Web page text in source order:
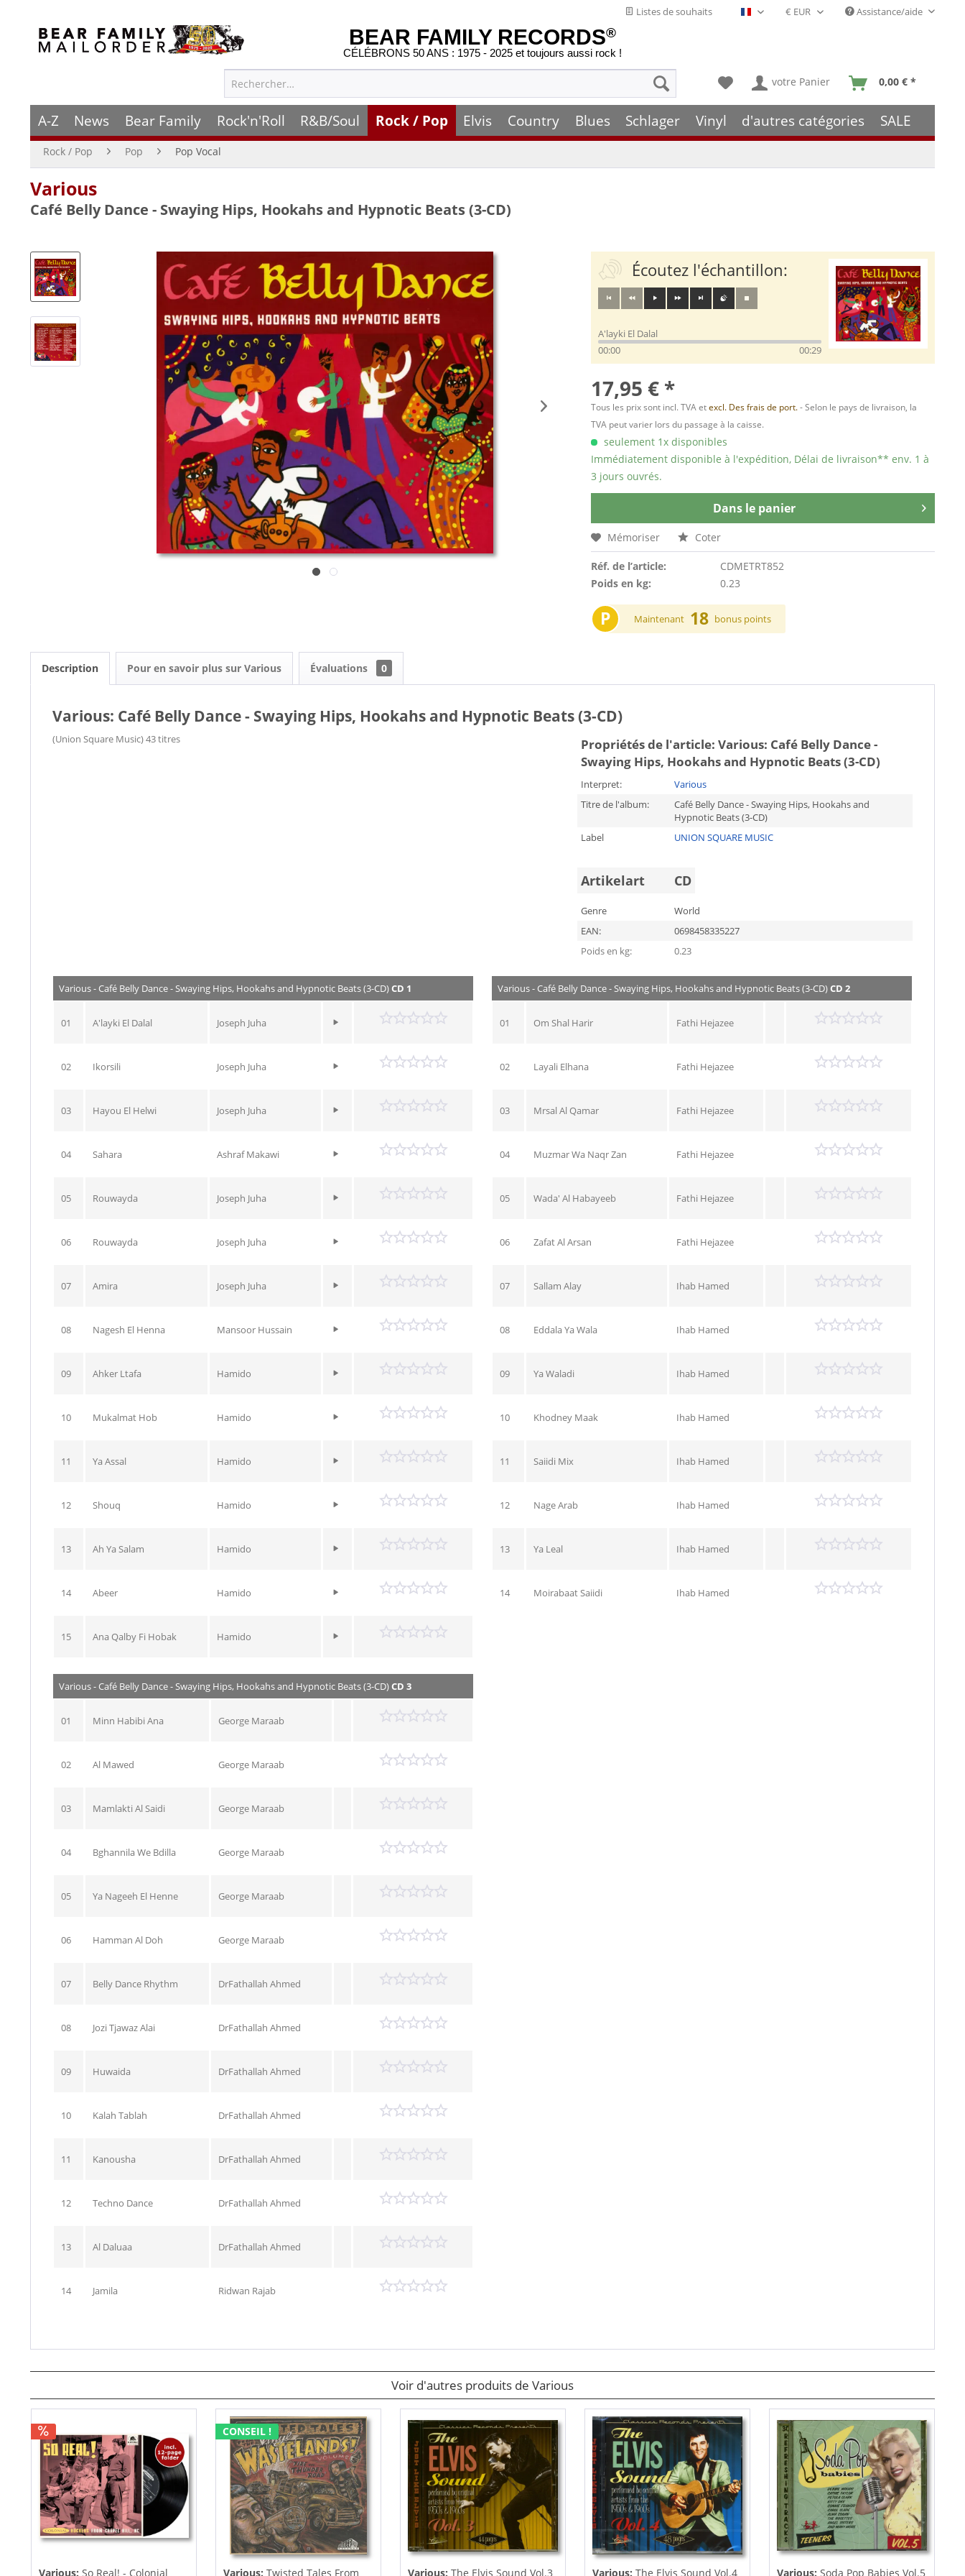
Listes de souhaits Français- FR Assistance/aide
BEAR FAMILY RECORDS®
CÉLÉBRONS 50 ANS : 1975 - 2025 et toujours aussi rock !
votre Panier 0,00 € *
A-Z News Bear Family Rock'n'Roll R&B/Soul Rock / Pop Elvis Country Blues Schlager Vinyl d'autres catégories SALE
Rock / Pop Pop Pop Vocal
Various
Café Belly Dance - Swaying Hips, Hookahs and Hypnotic Beats (3-CD)
Écoutez l'échantillon:
A'layki El Dalal
00:00
00:29
17,95 € *
Tous les prix sont incl. TVA etexcl. Des frais de port.- Selon le pays de livraison, la
TVA peut varier lors du passage à la caisse.
seulement 1x disponibles
Immédiatement disponible à l'expédition, Délai de livraison** env. 1 à
3 jours ouvrés.
Dans le panier
Mémoriser Coter
Réf. de l’article:
CDMETRT852
Poids en kg:
0.23
P Maintenant 18 bonus points
Description Pour en savoir plus sur Various Évaluations 0
Various: Café Belly Dance - Swaying Hips, Hookahs and Hypnotic Beats (3-CD)
(Union Square Music) 43 titres Propriétés de l'article: Various: Café Belly Dance -
Swaying Hips, Hookahs and Hypnotic Beats (3-CD)
Interpret:
Various
Titre de l'album:
Café Belly Dance - Swaying Hips, Hookahs and
Hypnotic Beats (3-CD)
Label
UNION SQUARE MUSIC
Artikelart CD
Genre
World
EAN:
0698458335227
Poids en kg:
0.23
Various - Café Belly Dance - Swaying Hips, Hookahs and Hypnotic Beats (3-CD)CD 1
01 A'layki El Dalal Joseph Juha
02 Ikorsili Joseph Juha
03 Hayou El Helwi Joseph Juha
04 Sahara Ashraf Makawi
05 Rouwayda Joseph Juha
06 Rouwayda Joseph Juha
07 Amira Joseph Juha
08 Nagesh El Henna Mansoor Hussain
09 Ahker Ltafa Hamido
10 Mukalmat Hob Hamido
11 Ya Assal Hamido
12 Shouq Hamido
13 Ah Ya Salam Hamido
14 Abeer Hamido
15 Ana Qalby Fi Hobak Hamido
Various - Café Belly Dance - Swaying Hips, Hookahs and Hypnotic Beats (3-CD)CD 2
01 Om Shal Harir Fathi Hejazee
02 Layali Elhana Fathi Hejazee
03 Mrsal Al Qamar Fathi Hejazee
04 Muzmar Wa Naqr Zan Fathi Hejazee
05 Wada' Al Habayeeb Fathi Hejazee
06 Zafat Al Arsan Fathi Hejazee
07 Sallam Alay Ihab Hamed
08 Eddala Ya Wala Ihab Hamed
09 Ya Waladi Ihab Hamed
10 Khodney Maak Ihab Hamed
11 Saiidi Mix Ihab Hamed
12 Nage Arab Ihab Hamed
13 Ya Leal Ihab Hamed
14 Moirabaat Saiidi Ihab Hamed
Various - Café Belly Dance - Swaying Hips, Hookahs and Hypnotic Beats (3-CD)CD 3
01 Minn Habibi Ana George Maraab
02 Al Mawed George Maraab
03 Mamlakti Al Saidi George Maraab
04 Bghannila We Bdilla George Maraab
05 Ya Nageeh El Henne George Maraab
06 Hamman Al Doh George Maraab
07 Belly Dance Rhythm DrFathallah Ahmed
08 Jozi Tjawaz Alai DrFathallah Ahmed
09 Huwaida DrFathallah Ahmed
10 Kalah Tablah DrFathallah Ahmed
11 Kanousha DrFathallah Ahmed
12 Techno Dance DrFathallah Ahmed
13 Al Daluaa DrFathallah Ahmed
14 Jamila Ridwan Rajab
Voir d'autres produits de Various
Various: So Real! - Colonial
CONSEIL !
Various: Twisted Tales From Various: The Elvis Sound Vol.3 Various: The Elvis Sound Vol.4 Various: Soda Pop Babies Vol.5